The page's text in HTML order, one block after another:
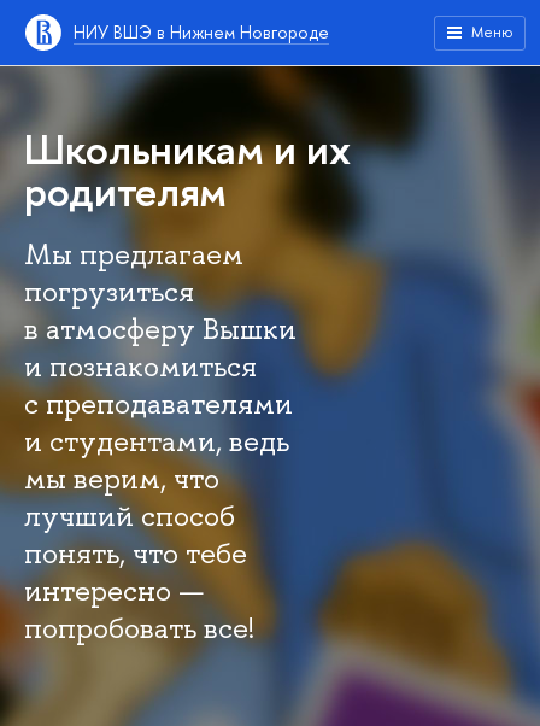
НИУ ВШЭ в Нижнем Новгороде Меню
Школьникам и их
родителям
Мы предлагаем
погрузиться
в атмосферу Вышки
и познакомиться
с преподавателями
и студентами, ведь
мы верим, что
лучший способ
понять, что тебе
интересно —
попробовать все!